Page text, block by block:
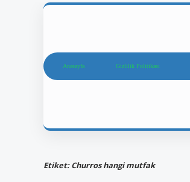
Anasayfa Gizlilik Politikası
Etiket:Churros hangi mutfak